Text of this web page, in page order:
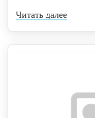
Читать далее